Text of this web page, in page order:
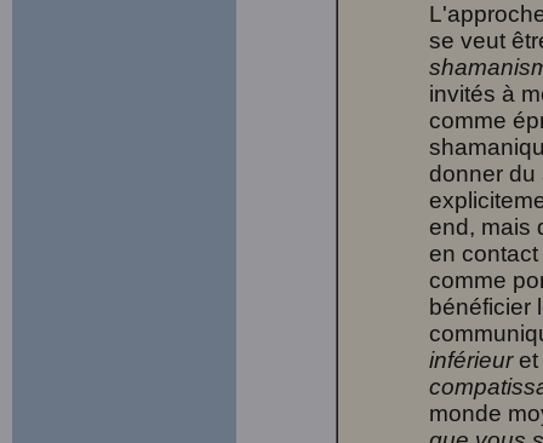
se veut
invités à
comme
donner du
end, mais
en
comme
bénéficier
inférieur et
monde